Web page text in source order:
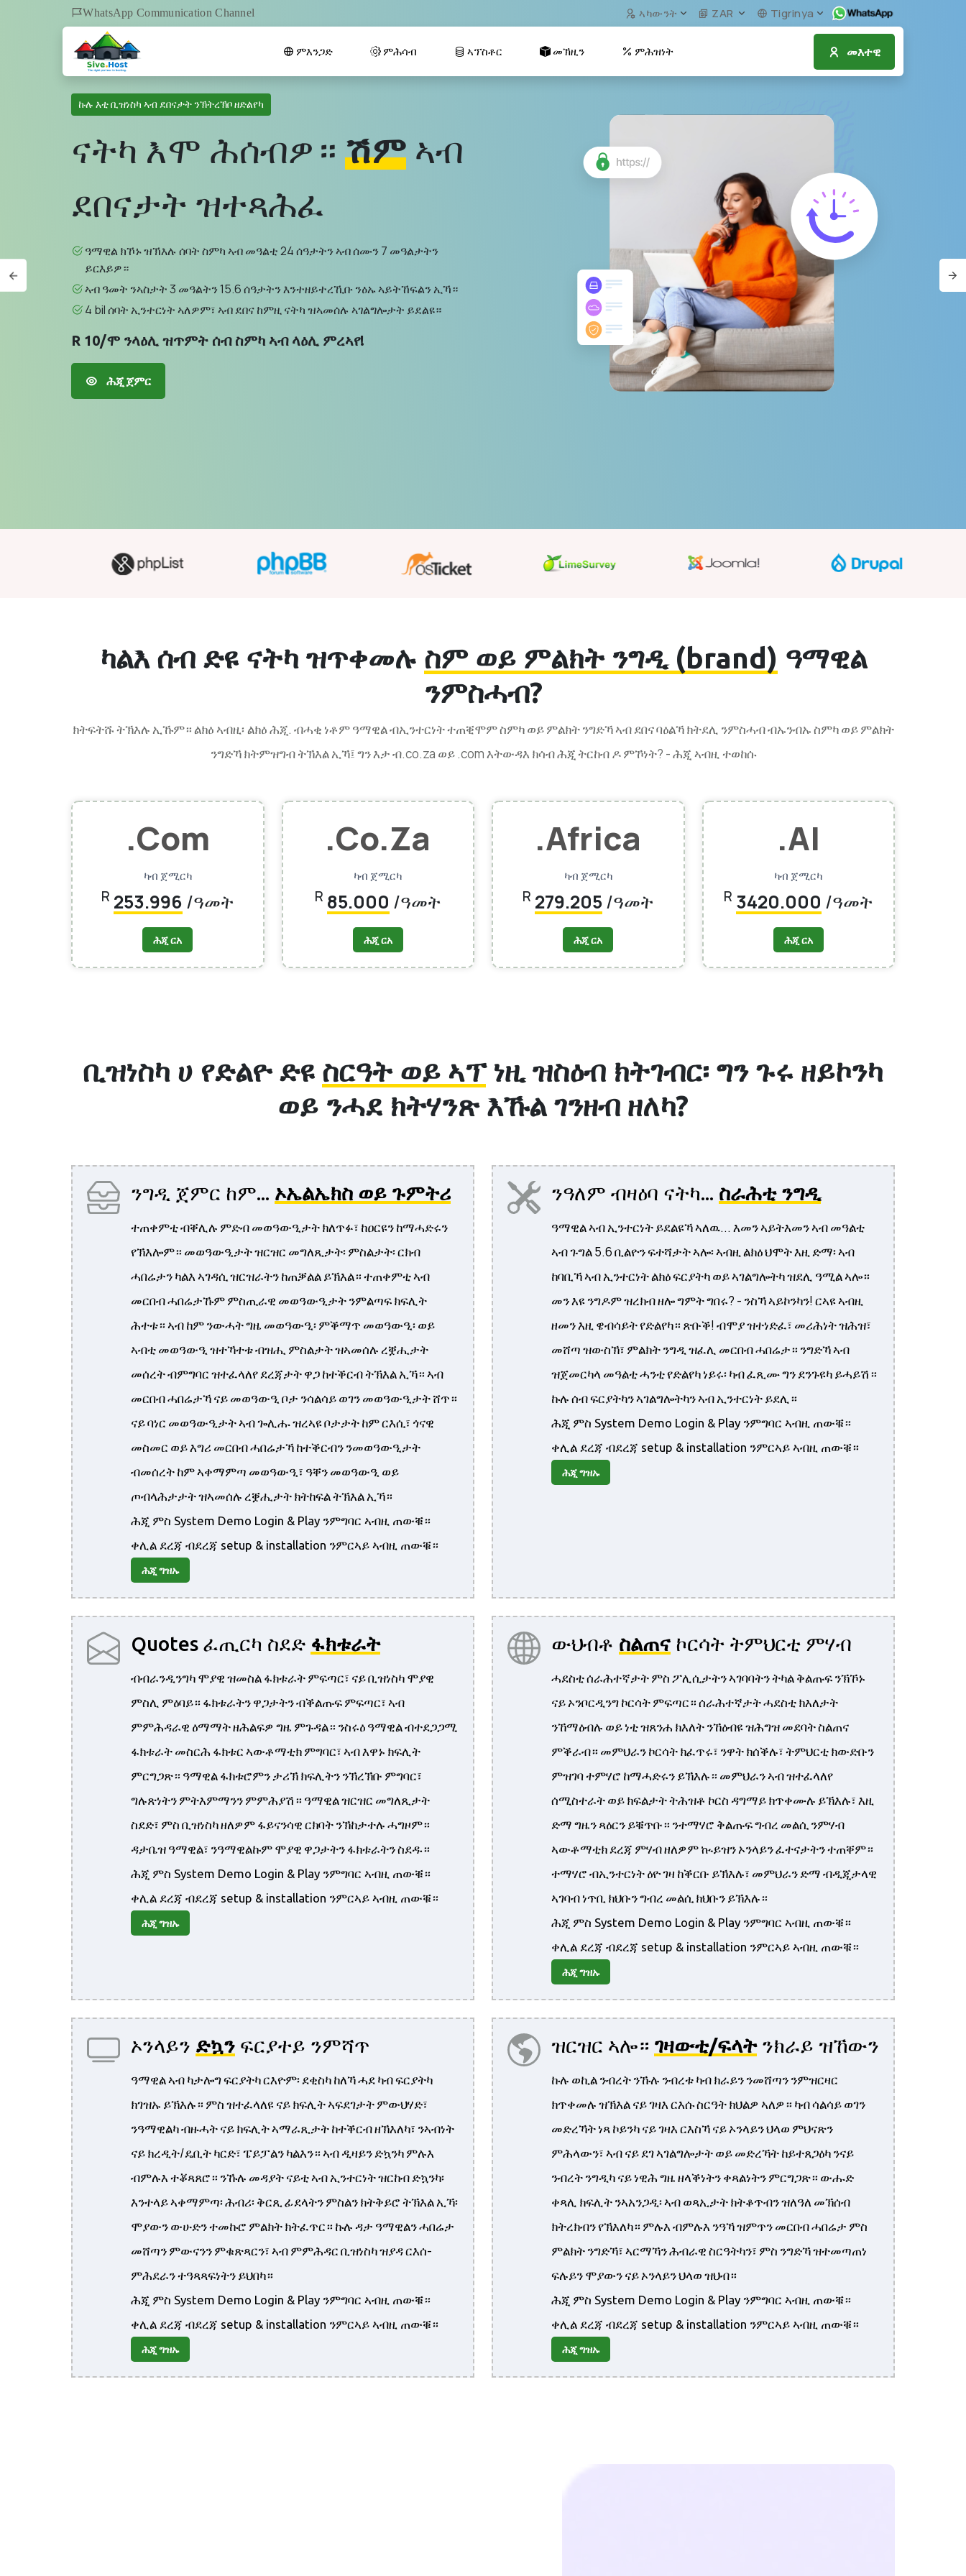
WhatsApp Communication Channel ኣካውንት ZAR Tigrinya
መእተዊ
ምእንጋድ ምሕሳብ ኣፕስቶር መኽዚን ምሕዝነት
ኩሉ እቲ ቢዝነስካ ኣብ ደበናታት ንኽትረኽቦ ዘድልየካ
ናትካ እሞ ሕሰብዎ። ሽም ኣብ
ደበናታት ዝተጻሕፈ
ዓማዊል ክኾኑ ዝኽእሉ ሰባት ስምካ ኣብ መዓልቲ 24 ሰዓታትን ኣብ ሰሙን 7 መዓልታትን
ይርእይዎ።
ኣብ ዓመት ንኣስታት 3 መዓልትን 15.6 ሰዓታትን እንተዘይተረኺቡ ንዕኡ ኣይትኸፍልን ኢኻ።
4 bil ሰባት ኢንተርነት ኣለዎም፣ ኣብ ደበና ከምዚ ናትካ ዝኣመሰሉ ኣገልግሎታት ይደልዩ።
R 10/ሞ ንላዕሊ ዝጥምት ሰብ ስምካ ኣብ ላዕሊ ምረኣየ!
ሕጂ ጀምር
ካልእ ሰብ ድዩ ናትካ ዝጥቀመሉ ስም ወይ ምልክት ንግዲ (brand) ዓማዊል
ንምስሓብ?
ክትፍትሹ ትኽእሉ ኢኹም። ልክዕ ኣብዚ፡ ልክዕ ሕጂ. ብሓቂ ነቶም ዓማዊል ብኢንተርነት ተጠቒሞም ስምካ ወይ ምልክት ንግድኻ ኣብ ደበና ባዕልኻ ክትደሊ ንምስሓብ ብኡንብኡ ስምካ ወይ ምልክት
ንግድኻ ክትምዝግብ ትኽእል ኢኻ፤ ግን እታ ብ.co.za ወይ .com እትውዳእ ክሳብ ሕጂ ትርከብ ዶ ምኾነት? - ሕጂ ኣብዚ ተወከሱ
.com
ካብ ጀሚርካ
R 253.996 /ዓመት
ሕጂ ርአ
.co.za
ካብ ጀሚርካ
R 85.000 /ዓመት
ሕጂ ርአ
.africa
ካብ ጀሚርካ
R 279.205/ዓመት
ሕጂ ርአ
.AI
ካብ ጀሚርካ
R 3420.000 /ዓመት
ሕጂ ርአ
ቢዝነስካ ሀ የድልዮ ድዩ ስርዓት ወይ ኣፕነዚ ዝስዕብ ክትገብር፡ ግን ጉሩ ዘይኮንካ
ወይ ንሓደ ክትሃንጽ እኹል ገንዘብ ዘለካ?
ንግዲ ጀምር ከም... ኦኤልኤክስ ወይ ጉምትሪ
ተጠቀምቲ ብቐሊሉ ምድብ መወዓውዒታት ክለጥፉ፣ ከዐርዩን ከማሓድሩን
የኽእሎም። መወዓውዒታት ዝርዝር መግለጺታት፡ ምስልታት፡ ርክብ
ሓበሬታን ካልእ ኣገዳሲ ዝርዝራትን ከጠቓልል ይኽእል። ተጠቀምቲ ኣብ
መርበብ ሓበሬታኹም ምስጢራዊ መወዓውዒታት ንምልጣፍ ክፍሊት
ሕተቱ። ኣብ ከም ንውሓት ግዜ መወዓውዒ፡ ምቕማጥ መወዓውዒ፡ ወይ
ኣብቲ መወዓውዒ ዝተኻተቱ ብዝሒ ምስልታት ዝኣመሰሉ ረቛሒታት
መሰረት ብምግባር ዝተፈላለየ ደረጃታት ዋጋ ከተቕርብ ትኽእል ኢኻ። ኣብ
መርበብ ሓበሬታኻ ናይ መወዓውዒ ቦታ ንሳልሳይ ወገን መወዓውዒታት ሸጥ።
ናይ ባነር መወዓውዒታት ኣብ ጐሊሑ ዝረኣዩ ቦታታት ከም ርእሲ፣ ጎናዊ
መስመር ወይ እግሪ መርበብ ሓበሬታኻ ከተቕርብን ንመወዓውዒታት
ብመሰረት ከም ኣቀማምጣ መወዓውዒ፣ ዓቐን መወዓውዒ ወይ
ጦብላሕታታት ዝኣመሰሉ ረቛሒታት ክትከፍል ትኽእል ኢኻ።
ሕጂ ምስ System Demo Login & Play ንምግባር ኣብዚ ጠውቑ።
ቀሊል ደረጃ ብደረጃ setup & installation ንምርኣይ ኣብዚ ጠውቑ።
ሕጂ ግዝኡ
ንዓለም ብዛዕባ ናትካ... ስራሕቲ ንግዲ
ዓማዊል ኣብ ኢንተርነት ይደልዩኻ ኣለዉ... እመን ኣይትእመን ኣብ መዓልቲ
ኣብ ጉግል 5.6 ቢልዮን ፍተሻታት ኣሎ፡ ኣብዚ ልክዕ ህሞት እዚ ድማ፡ ኣብ
ከባቢኻ ኣብ ኢንተርነት ልክዕ ፍርያትካ ወይ ኣገልግሎትካ ዝደሊ ዓሚል ኣሎ።
መን እዩ ንግዶም ዝረክብ ዘሎ ግምት ግበሩ? - ንስኻ ኣይኮንካን! ርኣዩ ኣብዚ
ዘመን እዚ ዌብሳይት የድልየካ። ጽቡቕ! ብሞያ ዝተነድፈ፣ መሪሕነት ዝሕዝ፣
መሸጣ ዝውስኽ፣ ምልክት ንግዲ ዝፈሊ መርበብ ሓበሬታ። ንግድኻ ኣብ
ዝጀመርካላ መዓልቲ ሓንቲ የድልየካ ነይሩ፡ ካብ ፈጺሙ ግን ደንጉዩካ ይሓይሽ።
ኩሉ ሰብ ፍርያትካን ኣገልግሎትካን ኣብ ኢንተርነት ይደሊ።
ሕጂ ምስ System Demo Login & Play ንምግባር ኣብዚ ጠውቑ።
ቀሊል ደረጃ ብደረጃ setup & installation ንምርኣይ ኣብዚ ጠውቑ።
ሕጂ ግዝኡ
Quotes ፈጢርካ ስደድ ፋክቱራት
ብብራንዲንግካ ሞያዊ ዝመስል ፋክቱራት ምፍጣር፣ ናይ ቢዝነስካ ሞያዊ
ምስሊ ምዕባይ። ፋክቱራትን ዋጋታትን ብቕልጡፍ ምፍጣር፣ ኣብ
ምምሕዳራዊ ዕማማት ዘሕልፍዎ ግዜ ምጉዳል። ንስሩዕ ዓማዊል ብተደጋጋሚ
ፋክቱራት መስርሕ ፋክቱር ኣውቶማቲክ ምግባር፣ ኣብ እዋኑ ክፍሊት
ምርግጋጽ። ዓማዊል ፋክቱሮምን ታሪኽ ክፍሊትን ንኽረኽቡ ምግባር፣
ግሉጽነትን ምትእምማንን ምምሕያሽ። ዓማዊል ዝርዝር መግለጺታት
ስደድ፣ ምስ ቢዝነስካ ዘለዎም ፋይናንሳዊ ርክባት ንኽከታተሉ ሓግዞም።
ዳታቤዝ ዓማዊል፣ ንዓማዊልኩም ሞያዊ ዋጋታትን ፋክቱራትን ስደዱ።
ሕጂ ምስ System Demo Login & Play ንምግባር ኣብዚ ጠውቑ።
ቀሊል ደረጃ ብደረጃ setup & installation ንምርኣይ ኣብዚ ጠውቑ።
ሕጂ ግዝኡ
ውህብቶ ስልጠና ኮርሳት ትምህርቲ ምሃብ
ሓደስቲ ሰራሕተኛታት ምስ ፖሊሲታትን ኣገባባትን ትካል ቅልጡፍ ንኽኾኑ
ናይ ኦንቦርዲንግ ኮርሳት ምፍጣር። ሰራሕተኛታት ሓደስቲ ክእለታት
ንኸማዕብሉ ወይ ነቲ ዝጸንሐ ክእለት ንኸዕብዩ ዝሕግዝ መደባት ስልጠና
ምቕራብ። መምህራን ኮርሳት ክፈጥሩ፣ ንዋት ክሰቕሉ፣ ትምህርቲ ክውድቡን
ምዝገባ ተምሃሮ ከማሓድሩን ይኽእሉ። መምህራን ኣብ ዝተፈላለየ
ሰሚስተራት ወይ ክፍልታት ትሕዝቶ ኮርስ ዳግማይ ክጥቀሙሉ ይኽእሉ፣ እዚ
ድማ ግዜን ጻዕርን ይቑጥቡ። ንተማሃሮ ቅልጡፍ ግብረ መልሲ ንምሃብ
ኣውቶማቲክ ደረጃ ምሃብ ዘለዎም ኲይዝን ኦንላይን ፈተናታትን ተጠቐም።
ተማሃሮ ብኢንተርነት ዕዮ ገዛ ከቕርቡ ይኽእሉ፣ መምህራን ድማ ብዲጂታላዊ
ኣገባብ ነጥቢ ክህቡን ግብረ መልሲ ክህቡን ይኽእሉ።
ሕጂ ምስ System Demo Login & Play ንምግባር ኣብዚ ጠውቑ።
ቀሊል ደረጃ ብደረጃ setup & installation ንምርኣይ ኣብዚ ጠውቑ።
ሕጂ ግዝኡ
ኦንላይን ድኳን ፍርያተይ ንምሻጥ
ዓማዊል ኣብ ካታሎግ ፍርያትካ ርእዮም፡ ደቂስካ ከለኻ ሓደ ካብ ፍርያትካ
ክገዝኡ ይኽእሉ። ምስ ዝተፈላለዩ ናይ ክፍሊት ኣፍደገታት ምውህሃድ፣
ንዓማዊልካ ብዙሓት ናይ ክፍሊት ኣማራጺታት ከተቕርብ ዘኽእለካ፣ ንኣብነት
ናይ ክረዲት/ዴቢት ካርድ፣ ፔይፓልን ካልእን። ኣብ ዲዛይን ድኳንካ ምሉእ
ብምሉእ ተቖጻጸሮ። ንኹሉ መዳያት ናይቲ ኣብ ኢንተርነት ዝርከብ ድኳንካ፡
እንተላይ ኣቀማምጣ፡ ሕብሪ፡ ቅርጺ ፊደላትን ምስልን ክትቅይሮ ትኽእል ኢኻ፡
ሞያውን ውሁድን ተመኩሮ ምልክት ክትፈጥር። ኩሉ ዳታ ዓማዊልን ሓበሬታ
መሸጣን ምውናንን ምቁጽጻርን፣ ኣብ ምምሕዳር ቢዝነስካ ዝያዳ ርእሰ-
ምሕደራን ተዓጻጻፍነትን ይህበካ።
ሕጂ ምስ System Demo Login & Play ንምግባር ኣብዚ ጠውቑ።
ቀሊል ደረጃ ብደረጃ setup & installation ንምርኣይ ኣብዚ ጠውቑ።
ሕጂ ግዝኡ
ዝርዝር ኣሎ። ገዛውቲ/ፍላትንክራይ ዝኸውን
ኩሉ ወኪል ንብረት ንኹሉ ንብረቱ ካብ ክራይን ንመሸጣን ንምዝርዛር
ክጥቀመሉ ዝኽእል ናይ ገዛእ ርእሱ ስርዓት ክህልዎ ኣለዎ። ካብ ሳልሳይ ወገን
መድረኻት ነጻ ኮይንካ ናይ ገዛእ ርእስኻ ናይ ኦንላይን ህላወ ምህናጽን
ምሕላውን፣ ኣብ ናይ ደገ ኣገልግሎታት ወይ መድረኻት ከይተጸጋዕካ ንናይ
ንብረት ንግዲካ ናይ ነዊሕ ግዜ ዘላቕነትን ቀጻልነትን ምርግጋጽ። ውሑድ
ቀጻሊ ክፍሊት ንኣአንጋዲ፡ ኣብ ወጻኢታት ክትቆጥብን ዝለዓለ መኽሰብ
ክትረክብን የኽእለካ። ምሉእ ብምሉእ ንዓኻ ዝምጥን መርበብ ሓበሬታ ምስ
ምልክት ንግድኻ፣ ኣርማኻን ሕብራዊ ስርዓትካን፣ ​​ምስ ንግድኻ ዝተመጣጠነ
ፍሉይን ሞያውን ናይ ኦንላይን ህላወ ዝህብ።
ሕጂ ምስ System Demo Login & Play ንምግባር ኣብዚ ጠውቑ።
ቀሊል ደረጃ ብደረጃ setup & installation ንምርኣይ ኣብዚ ጠውቑ።
ሕጂ ግዝኡ